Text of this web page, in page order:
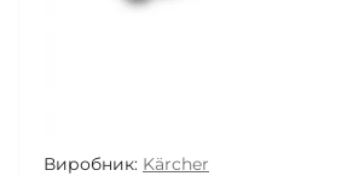
Виробник: Kärcher